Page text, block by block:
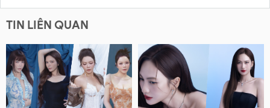
TIN LIÊN QUAN